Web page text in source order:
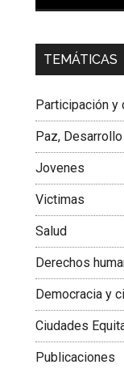
Dra. Carolina
TEMÁTICAS
Participación y
Paz,
Jovenes
Victimas
Salud
Derechos
Democracia y
Ciudades
Publicaciones